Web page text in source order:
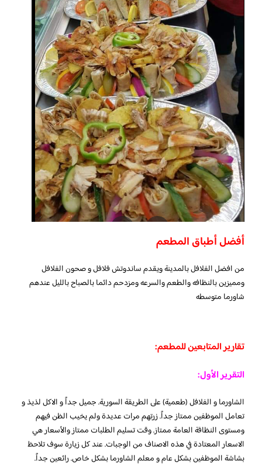
أفضل أطباق المطعم
من افضل الفلافل بالمدينة ويقدم ساندوتش فلافل و صحون الفلافل
ومميزين بالنظافه والطعم والسرعه ومزدحم دائما بالصباح بالليل عندهم
شاورما متوسطه
تقارير المتابعين للمطعم:
التقرير الأول:
الشاورما و الفلافل (طعمية) على الطريقة السورية. جميل جداً و الاكل لذيذ و
تعامل الموظفين ممتاز جداً. زرتهم مرات عديدة ولم يخيب الظن فيهم
ومستوى النظافة العامة ممتاز. وقت تسليم الطلبات ممتاز والأسعار هي
الاسعار المعتادة في هذه الاصناف من الوجبات. عند كل زيارة سوف تلاحظ
بشاشة الموظفين بشكل عام و معلم الشاورما بشكل خاص. رائعين جداً.